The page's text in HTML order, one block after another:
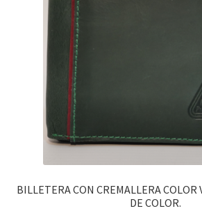
BILLETERA CON CREMALLERA COLOR
DE COLOR.